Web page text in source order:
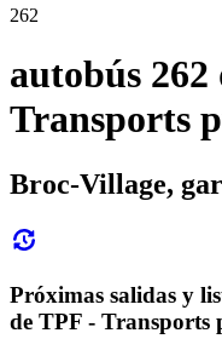
262
autobús 262
Transports
Broc-Village,
Próximas salidas y
de TPF - Transports